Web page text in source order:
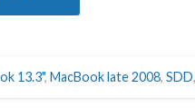
13.3", MacBook late 2008, SDD,